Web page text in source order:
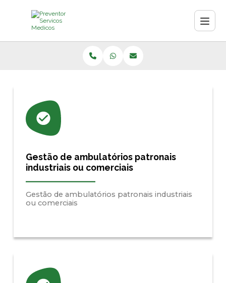
Gestão de ambulatórios patronais
industriais ou comerciais
Gestão de ambulatórios patronais industriais
ou comerciais